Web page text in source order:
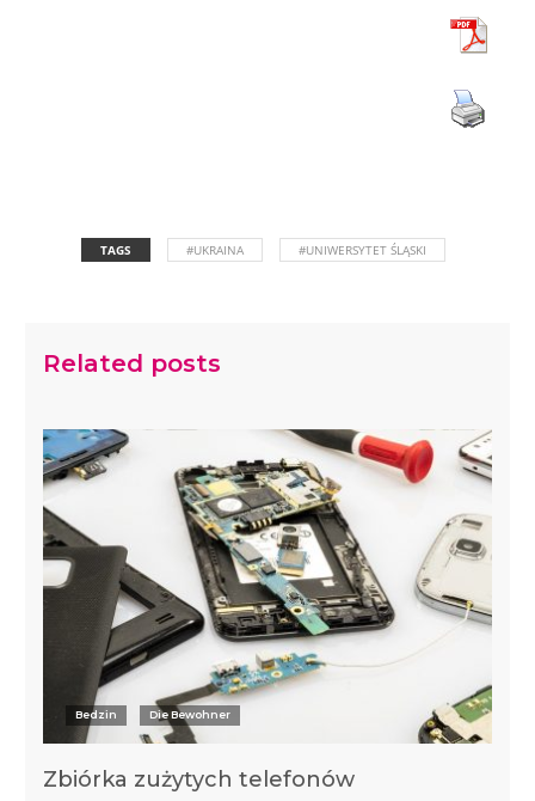
TAGS #UKRAINA #UNIWERSYTET ŚLĄSKI
Related posts
Bedzin Die Bewohner
Zbiórka zużytych telefonów